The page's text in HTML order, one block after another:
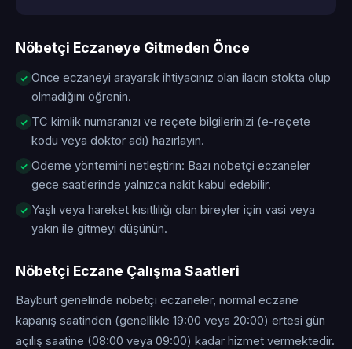
Nöbetçi Eczaneye Gitmeden Önce
Önce eczaneyi arayarak ihtiyacınız olan ilacın stokta olup
olmadığını öğrenin.
TC kimlik numaranızı ve reçete bilgilerinizi (e-reçete
kodu veya doktor adı) hazırlayın.
Ödeme yöntemini netleştirin: Bazı nöbetçi eczaneler
gece saatlerinde yalnızca nakit kabul edebilir.
Yaşlı veya hareket kısıtlılığı olan bireyler için vasi veya
yakın ile gitmeyi düşünün.
Nöbetçi Eczane Çalışma Saatleri
Bayburt genelinde nöbetçi eczaneler, normal eczane
kapanış saatinden (genellikle 19:00 veya 20:00) ertesi gün
açılış saatine (08:00 veya 09:00) kadar hizmet vermektedir.